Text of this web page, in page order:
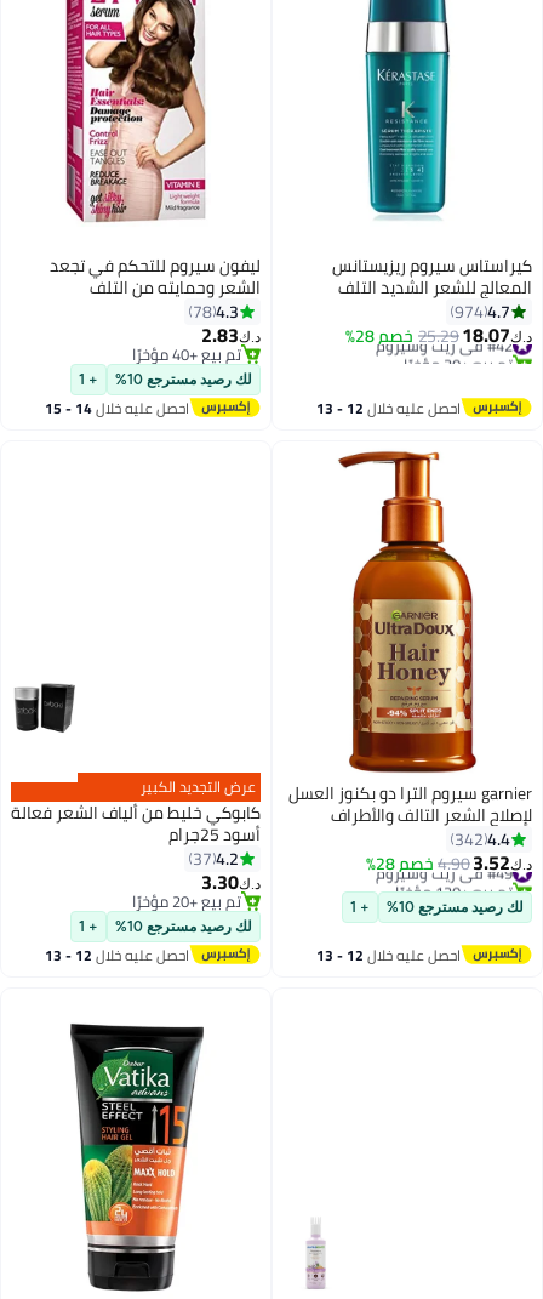
كيراستاس سيروم ريزيستانس
المعالج للشعر الشديد التلف
30ملليلتر4.7
974
د.ك‏18.07
25.29خصم 28% #42 في زيت وسيروم
تم بيع +30 مؤخرًا
#42 في زيت وسيروم
احصل عليه خلال 12 - 13
ليفون سيروم للتحكم في تجعد
الشعر وحمايته من التلف
4.3
78
د.ك‏2.83
تم بيع +40 مؤخرًا
تم بيع +40 مؤخرًا
لك رصيد مسترجع 10% + 1
احصل عليه خلال 14 - 15
garnier سيروم الترا دو بكنوز العسل
لإصلاح الشعر التالف والأطراف
المتقصفة مع حماية من الحرارة
115 مل
4.4
342
د.ك‏3.52
4.90خصم 28% #49 في زيت وسيروم
تم بيع +120 مؤخرًا
#49 في زيت وسيروم
لك رصيد مسترجع 10% + 1
احصل عليه خلال 12 - 13
عرض التجديد الكبير
كابوكي خليط من ألياف الشعر فعالة
أسود 25جرام
4.2
37
د.ك‏3.30
تم بيع +20 مؤخرًا
تم بيع +20 مؤخرًا
لك رصيد مسترجع 10% + 1
احصل عليه خلال 12 - 13